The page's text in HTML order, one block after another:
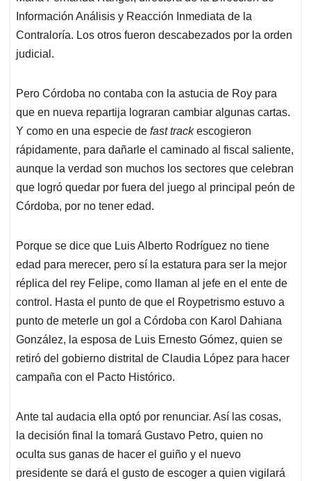
Información Análisis y Reacción Inmediata de la
Contraloría. Los otros fueron descabezados por la orden
judicial.
Pero Córdoba no contaba con la astucia de Roy para
que en nueva repartija lograran cambiar algunas cartas.
Y como en una especie de fast trackescogieron
rápidamente, para dañarle el caminado al fiscal saliente,
aunque la verdad son muchos los sectores que celebran
que logró quedar por fuera del juego al principal peón de
Córdoba, por no tener edad.
Porque se dice que Luis Alberto Rodríguez no tiene
edad para merecer, pero sí la estatura para ser la mejor
réplica del rey Felipe, como llaman al jefe en el ente de
control. Hasta el punto de que el Roypetrismo estuvo a
punto de meterle un gol a Córdoba con Karol Dahiana
González, la esposa de Luis Ernesto Gómez, quien se
retiró del gobierno distrital de Claudia López para hacer
campaña con el Pacto Histórico.
Ante tal audacia ella optó por renunciar. Así las cosas,
la decisión final la tomará Gustavo Petro, quien no
oculta sus ganas de hacer el guiño y el nuevo
presidente se dará el gusto de escoger a quien vigilará